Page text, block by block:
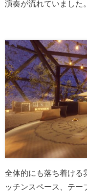
演奏が流れていました。
全体的にも落ち着ける
ッチンスペース、テー